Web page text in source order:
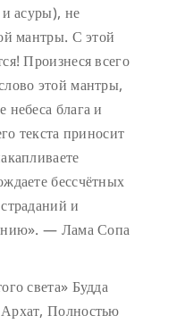
асуры), не
мантры. С этой
Произнеся всего
этой мантры,
небеса блага и
текста приносит
бессчётных
и
— Лама Сопа
света» Будда
Полностью